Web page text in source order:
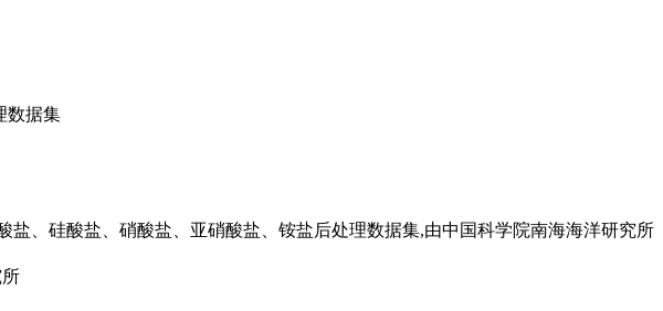
数据集
、硅酸盐、硝酸盐、亚硝酸盐、铵盐后处理数据集,由中国科学院南海海洋研究所